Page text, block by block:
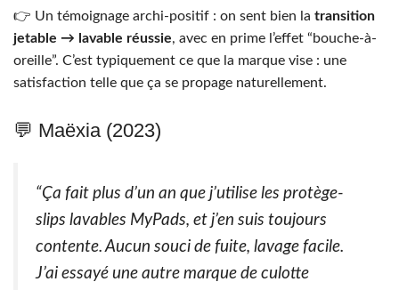
👉 Un témoignage archi-positif : on sent bien la transition
jetable → lavable réussie, avec en prime l’effet “bouche-à-
oreille”. C’est typiquement ce que la marque vise : une
satisfaction telle que ça se propage naturellement.
💬 Maëxia (2023)
“Ça fait plus d’un an que j’utilise les protège-
slips lavables MyPads, et j’en suis toujours
contente. Aucun souci de fuite, lavage facile.
J’ai essayé une autre marque de culotte